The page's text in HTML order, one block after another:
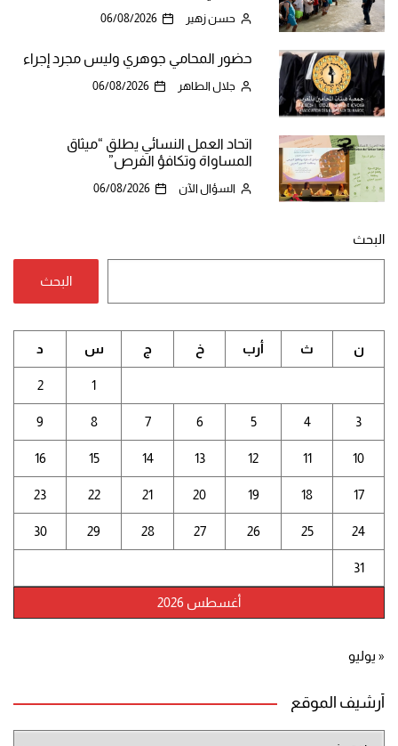
حسن زهير 06/08/2026
حضور المحامي جوهري وليس مجرد إجراء
جلال الطاهر 06/08/2026
اتحاد العمل النسائي يطلق “ميثاق
المساواة وتكافؤ الفرص”
السؤال الآن 06/08/2026
البحث
البحث
أغسطس 2026
ن ث أرب خ ج س د
1
2
3
4
5
6
7
8
9
10
11
12
13
14
15
16
17
18
19
20
21
22
23
24
25
26
27
28
29
30
31
« يوليو
أرشيف الموقع